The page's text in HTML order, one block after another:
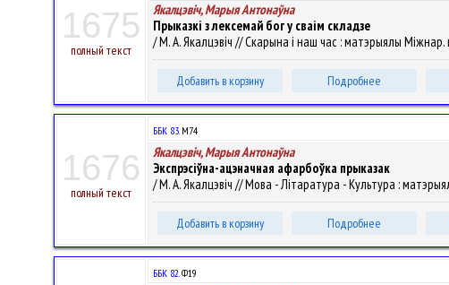
1675
полный текст
Якалцэвіч, Марыя Антонаўна
Прыказкі з лексемай бог у сваім складзе
/ М. А. Якалцэвіч // Скарына і наш час : матэрыялы
Добавить в корзину Подробнее
1676
полный текст
ББК 83.М74
Якалцэвіч, Марыя Антонаўна
Экспрэсіўна-ацэначная афарбоўка прыказак
/ М. А. Якалцэвіч // Мова - Літаратура - Культура :
Добавить в корзину Подробнее
ББК 82.Ф19